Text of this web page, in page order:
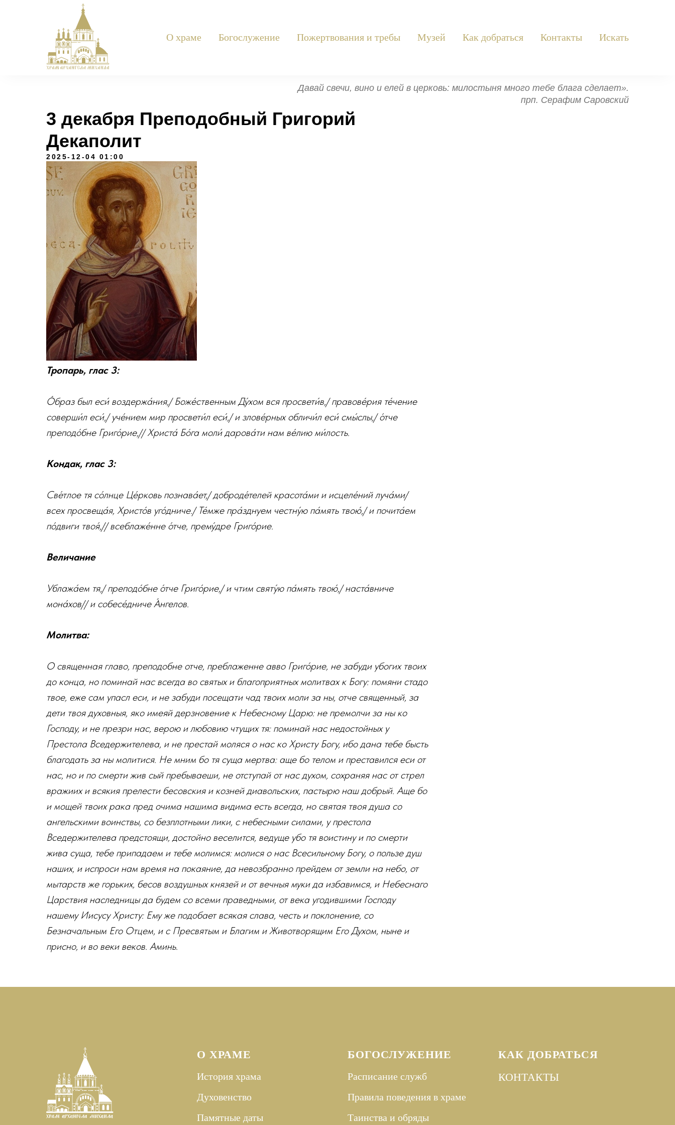
О храме Богослужение Пожертвования и требы Музей Как добраться Контакты Искать
Давай свечи, вино и елей в церковь: милостыня много тебе блага сделает».
прп. Серафим Саровский
3 декабря Преподобный Григорий
Декаполит
2025-12-04 01:00
Тропарь, глас 3:
О́браз был еси́ воздержа́ния,/ Боже́ственным Ду́хом вся просвети́в,/ правове́рия те́чение
соверши́л еси́,/ уче́нием мир просвети́л еси́,/ и злове́рных обличи́л еси́ смы́слы,/ о́тче
преподо́бне Григо́рие,// Христа́ Бо́га моли́ дарова́ти нам ве́лию ми́лость.
Кондак, глас 3:
Све́тлое тя со́лнце Це́рковь познава́ет,/ доброде́телей красота́ми и исцеле́ний луча́ми/
всех просвеща́я, Христо́в уго́дниче./ Те́мже пра́зднуем честну́ю па́мять твою́,/ и почита́ем
по́двиги твоя́,// всеблаже́нне о́тче, прему́дре Григо́рие.
Величание
Ублажа́ем тя,/ преподо́бне о́тче Григо́рие,/ и чтим святу́ю па́мять твою́,/ наста́вниче
мона́хов// и собесе́дниче А́нгелов.
Молитва:
О священная главо, преподобне отче, преблаженне авво Григо́рие, не забуди убогих твоих
до конца, но поминай нас всегда во святых и благоприятных молитвах к Богу: помяни стадо
твое, еже сам упасл еси, и не забуди посещати чад твоих моли за ны, отче священный, за
дети твоя духовныя, яко имеяй дерзновение к Небесному Царю: не премолчи за ны ко
Господу, и не презри нас, верою и любовию чтущих тя: поминай нас недостойных у
Престола Вседержителева, и не престай моляся о нас ко Христу Богу, ибо дана тебе бысть
благодать за ны молитися. Не мним бо тя суща мертва: аще бо телом и преставился еси от
нас, но и по смерти жив сый пребываеши, не отступай от нас духом, сохраняя нас от стрел
вражиих и всякия прелести бесовския и козней диавольских, пастырю наш добрый. Аще бо
и мощей твоих рака пред очима нашима видима есть всегда, но святая твоя душа со
ангельскими воинствы, со безплотными лики, с небесными силами, у престола
Вседержителева предстоящи, достойно веселится, ведуще убо тя воистину и по смерти
жива суща, тебе припадаем и тебе молимся: молися о нас Всесильному Богу, о пользе душ
наших, и испроси нам время на покаяние, да невозбранно прейдем от земли на небо, от
мытарств же горьких, бесов воздушных князей и от вечныя муки да избавимся, и Небеснаго
Царствия наследницы да будем со всеми праведными, от века угодившими Господу
нашему Иисусу Христу: Ему же подобает всякая слава, честь и поклонение, со
Безначальным Его Отцем, и с Пресвятым и Благим и Животворящим Его Духом, ныне и
присно, и во веки веков. Аминь.
О ХРАМЕ
История храма
Духовенство
Памятные даты
БОГОСЛУЖЕНИЕ
Расписание служб
Правила поведения в храме
Таинства и обряды
КАК ДОБРАТЬСЯ
КОНТАКТЫ